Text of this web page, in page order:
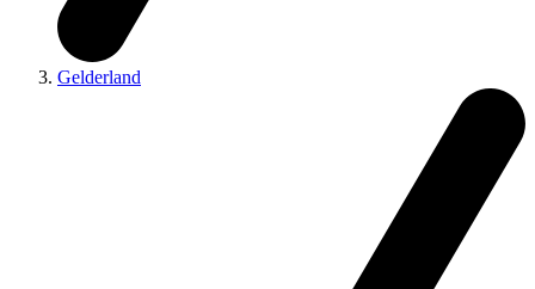
Gelderland